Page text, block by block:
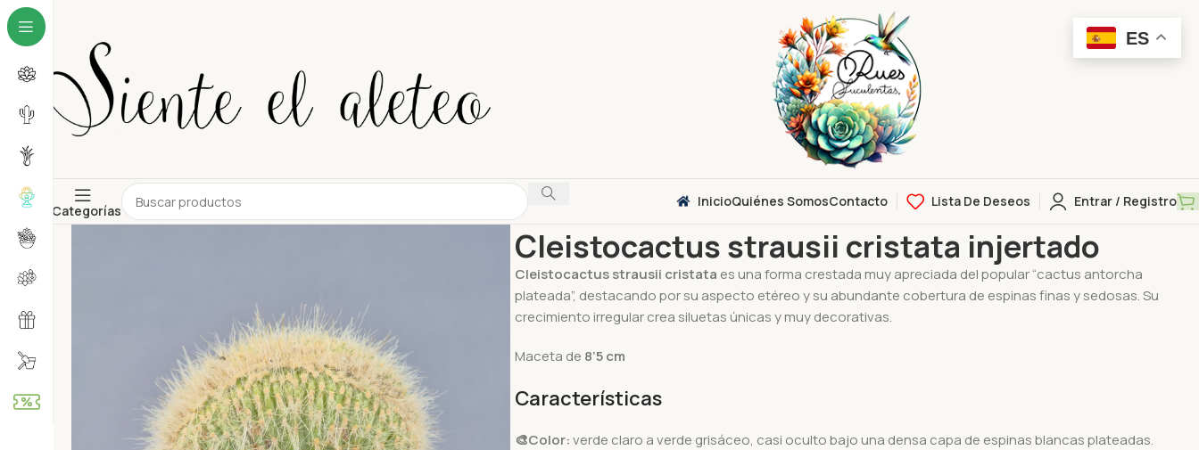
Categorías
InicioQuiénes SomosContacto Lista De Deseos Entrar / Registro
Inicio
Cleistocactus strausii cristata injertado
Cleistocactus strausii cristata es una forma crestada muy apreciada del popular “cactus antorcha
plateada”, destacando por su aspecto etéreo y su abundante cobertura de espinas finas y sedosas. Su
crecimiento irregular crea siluetas únicas y muy decorativas.
Maceta de 8’5 cm
Características
🎨Color:verde claro a verde grisáceo, casi oculto bajo una densa capa de espinas blancas plateadas.
ES